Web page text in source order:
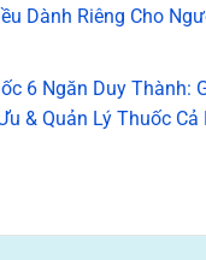
Dành Riêng Cho
6 Ngăn Duy Thành:
& Quản Lý Thuốc Cả